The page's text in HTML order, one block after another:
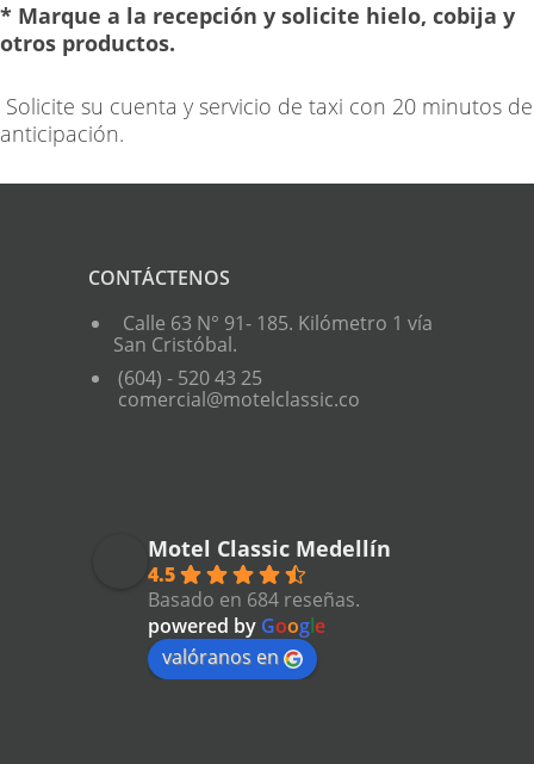
* Marque a la recepción y solicite hielo, cobija y
otros productos.
Solicite su cuenta y servicio de taxi con 20 minutos de
anticipación.
CONTÁCTENOS
Calle 63 N° 91- 185. Kilómetro 1 vía
San Cristóbal.
(604) - 520 43 25
comercial@motelclassic.co
Motel Classic Medellín
4.5
Basado en 684 reseñas.
powered by Google
valóranos en